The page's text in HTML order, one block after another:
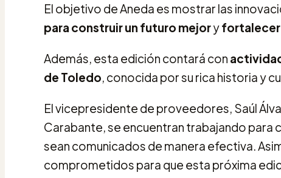
El objetivo de Aneda es mostrar las
para construir un futuro mejoryfortalecer
Además, esta edición contará con
de Toledo, conocida por su rica historia y
El vicepresidente de proveedores, Saúl
Carabante, se encuentran trabajando
sean comunicados de manera efectiva.
comprometidos para que esta próxima